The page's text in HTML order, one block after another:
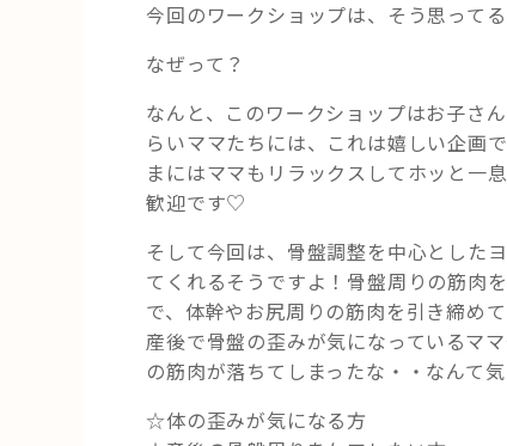
今回のワークショップは、そう思って
なぜって？
なんと、このワークショップはお子さ
らいママたちには、これは嬉しい企画
まにはママもリラックスしてホッと一
歓迎です♡
そして今回は、骨盤調整を中心とした
てくれるそうですよ！骨盤周りの筋肉
で、体幹やお尻周りの筋肉を引き締めて
産後で骨盤の歪みが気になっているマ
の筋肉が落ちてしまったな・・なんて
☆体の歪みが気になる方